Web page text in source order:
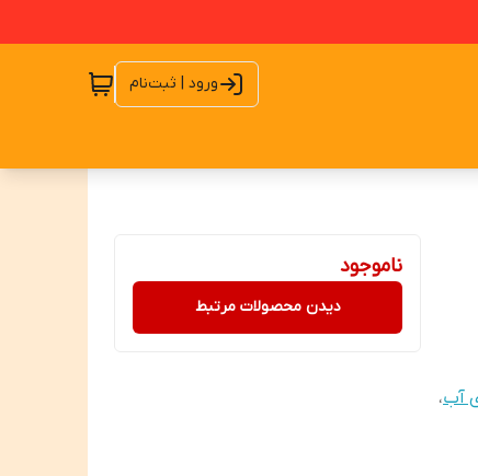
ورود | ثبت‌نام
آب،
ناموجود
دیدن محصولات مرتبط